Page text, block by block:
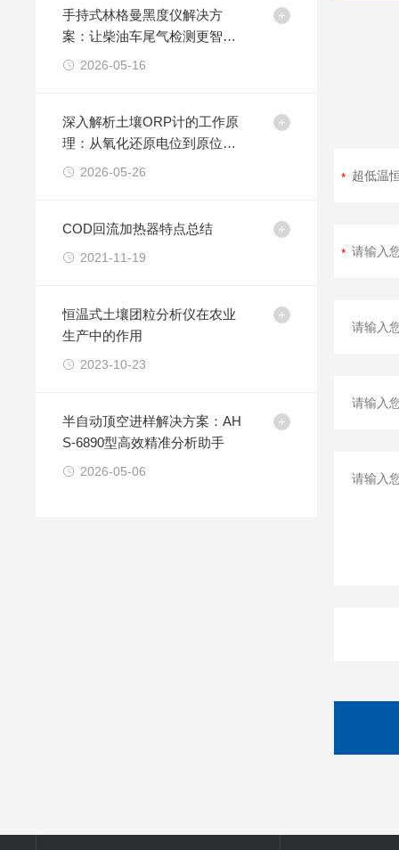
手持式林格曼黑度仪解决方
案：让柴油车尾气检测更智
能、更高效
2026-05-16
深入解析土壤ORP计的工作原
理：从氧化还原电位到原位测
量
2026-05-26
COD回流加热器特点总结
2021-11-19
恒温式土壤团粒分析仪在农业
生产中的作用
2023-10-23
半自动顶空进样解决方案：AH
S-6890型高效精准分析助手
2026-05-06